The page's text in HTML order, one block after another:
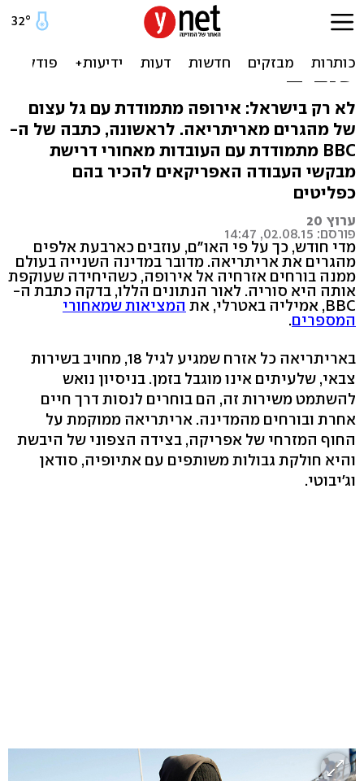
ה-BBC נגד המסתננים
לאירופה: החיים באריתריאה
טובים
לא רק בישראל: אירופה מתמודדת עם גל עצום
של מהגרים מאריתריאה. לראשונה, כתבה של ה-
BBC מתמודדת עם העובדות מאחורי דרישת
מבקשי העבודה האפריקאים להכיר בהם
כפליטים
ערוץ 20
פורסם: 02.08.15, 14:47
מדי חודש, כך על פי האו"ם, עוזבים כארבעת אלפים
מהגרים את אריתריאה. מדובר במדינה השנייה בעולם
ממנה בורחים אזרחיה אל אירופה, כשהיחידה שעוקפת
אותה היא סוריה. לאור הנתונים הללו, בדקה כתבת ה-
BBC, אמיליה באטרלי, את המציאות שמאחורי
המספרים.
באריתריאה כל אזרח שמגיע לגיל 18, מחויב בשירות
צבאי, שלעיתים אינו מוגבל בזמן. בניסיון נואש
להשתמט משירות זה, הם בוחרים לנסות דרך חיים
אחרת ובורחים מהמדינה. אריתריאה ממוקמת על
החוף המזרחי של אפריקה, בצידה הצפוני של היבשת
והיא חולקת גבולות משותפים עם אתיופיה, סודאן
וג'יבוטי.